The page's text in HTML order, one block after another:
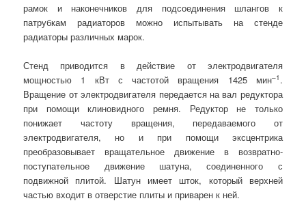
рамок и наконечников для подсоединения шлангов к
патрубкам радиаторов можно испытывать на стенде
радиаторы различных марок.
Стенд приводится в действие от электродвигателя
мощностью 1 кВт с частотой вращения 1425 мин–1 .
Вращение от электродвигателя передается на вал редуктора
при помощи клиновидного ремня. Редуктор не только
понижает частоту вращения, передаваемого от
электродвигателя, но и при помощи эксцентрика
преобразовывает вращательное движение в возвратно-
поступательное движение шатуна, соединенного с
подвижной плитой. Шатун имеет шток, который верхней
частью входит в отверстие плиты и приварен к ней.